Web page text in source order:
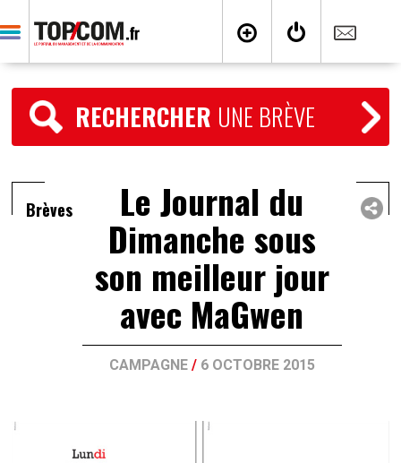
RECHERCHER UNE BRÈVE
Brèves Le Journal du
Dimanche sous
son meilleur jour
avec MaGwen
CAMPAGNE/ 6 OCTOBRE 2015